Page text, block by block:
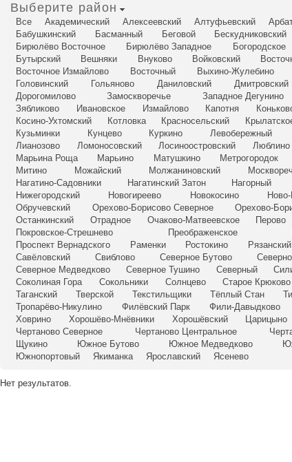
Выберите район
Все Академический Алексеевский Алтуфьевский
Бабушкинский
Басманный Беговой Бескудниковский
Бирюлёво Восточное
Бирюлёво Западное Богородское
Бутырский
Вешняки Внуково Войковский
Восточное Измайлово
Восточный Выхино-Жулебино
Головинский
Гольяново Даниловский Дмитровский
Дорогомилово
Замоскворечье Западное Дегунино
Зябликово
Ивановское Измайлово Капотня
Косино-Ухтомский
Котловка Красносельский
Кузьминки
Кунцево Куркино Левобережный
Лианозово
Ломоносовский Лосиноостровский Люблино
Марьина Роща
Марьино Матушкино Метрогородок
Митино
Можайский Молжаниновский
Нагатино-Садовники
Нагатинский Затон Нагорный
Нижегородский
Новогиреево Новокосино
Обручевский
Орехово-Борисово Северное
Орехово-
Останкинский
Отрадное Очаково-Матвеевское Перово
Покровское-Стрешнево
Преображенское
Проспект Вернадского
Раменки Ростокино Рязанский
Савёловский
Свиблово Северное Бутово
Северное Медведково
Северное Тушино Северный
Соколиная Гора
Сокольники Солнцево Старое Крюково
Таганский
Тверской Текстильщики Тёплый Стан
Тропарёво-Никулино
Филёвский Парк Фили-Давыдково
Ховрино
Хорошёво-Мнёвники Хорошёвский Царицыно
Чертаново Северное Чертаново Центральное
Щукино
Южное Бутово Южное Медведково
Южнопортовый
Якиманка Ярославский Ясенево
Нет результатов.